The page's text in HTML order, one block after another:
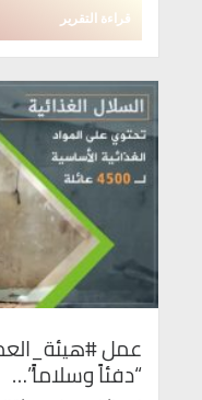
قراءة التقرير
عمل
“دفئاً وسلاماً”…